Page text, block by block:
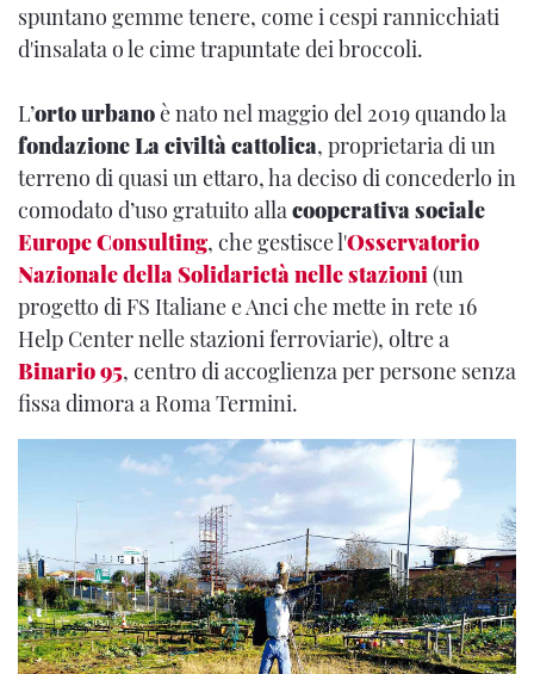
spuntano gemme tenere, come i cespi rannicchiati
d'insalata o le cime trapuntate dei broccoli.
L’orto urbanoè nato nel maggio del 2019 quando la
fondazione La civiltà cattolica, proprietaria di un
terreno di quasi un ettaro, ha deciso di concederlo in
comodato d’uso gratuito allacooperativa sociale
Europe Consulting, che gestisce l'Osservatorio
Nazionale della Solidarietà nelle stazioni(un
progetto di FS Italiane e Anci che mette in rete 16
Help Center nelle stazioni ferroviarie), oltre a
Binario 95, centro di accoglienza per persone senza
fissa dimora a Roma Termini.